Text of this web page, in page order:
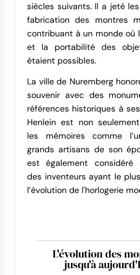
siècles suivants. Il a jeté
fabrication des montres
contribuant à un monde où
et la portabilité des
étaient possibles.
La ville de Nuremberg
souvenir avec des
références historiques à
Henlein est non
les mémoires comme
grands artisans de son
est également considéré
des inventeurs ayant le
l’évolution de l'horlogerie
L'évolution des
jusqu'à